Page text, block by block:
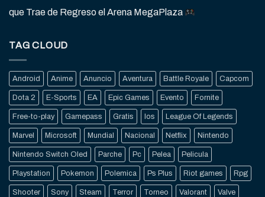
que Trae de Regreso el Arena MegaPlaza
TAG CLOUD
Android Anime Anuncio Aventura Battle Royale Capcom
Dota 2 E-Sports EA Epic Games Evento Fornite
Free-to-play Gamepass Gratis Ios League Of Legends
Marvel Microsoft Mundial Nacional Netflix Nintendo
Nintendo Switch Oled Parche Pc Pelea Pelicula
Playstation Pokemon Polemica Ps Plus Riot games Rpg
Shooter Sony Steam Terror Torneo Valorant Valve